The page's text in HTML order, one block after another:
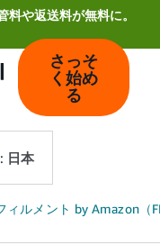
料や返送料が無料に。
さっそ
く始め
る
日本